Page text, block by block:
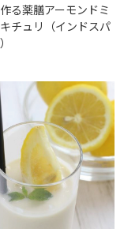
る薬膳アーモンドミ
チュリ（インドスパ